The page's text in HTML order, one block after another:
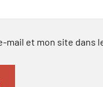
mail et mon site dans